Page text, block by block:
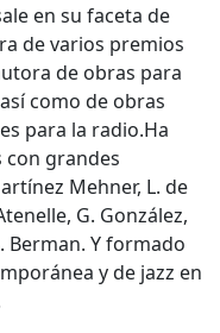
en su faceta de
de varios premios
de obras para
como de obras
para la radio.Ha
con grandes
Mehner, L. de
G. González,
Berman. Y formado
y de jazz en